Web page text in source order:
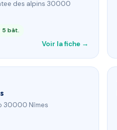
des alpins 30000
bât.
Voir la fiche →
30000 Nîmes